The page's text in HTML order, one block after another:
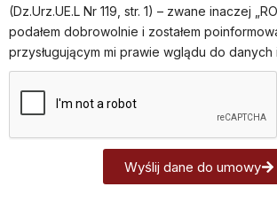
(Dz.Urz.UE.L Nr 119, str. 1) – zwane inaczej
podałem dobrowolnie i zostałem
przysługującym mi prawie wglądu do danych
Wyślij dane do umowy